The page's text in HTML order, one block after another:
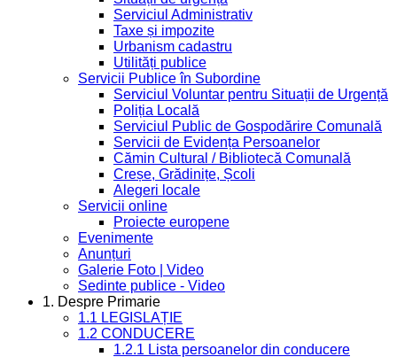
Serviciul Administrativ
Taxe și impozite
Urbanism cadastru
Utilități publice
Servicii Publice în Subordine
Serviciul Voluntar pentru Situații de Urgență
Poliția Locală
Serviciul Public de Gospodărire Comunală
Servicii de Evidența Persoanelor
Cămin Cultural / Bibliotecă Comunală
Creșe, Grădinițe, Școli
Alegeri locale
Servicii online
Proiecte europene
Evenimente
Anunțuri
Galerie Foto | Video
Sedinte publice - Video
1. Despre Primarie
1.1 LEGISLAȚIE
1.2 CONDUCERE
1.2.1 Lista persoanelor din conducere